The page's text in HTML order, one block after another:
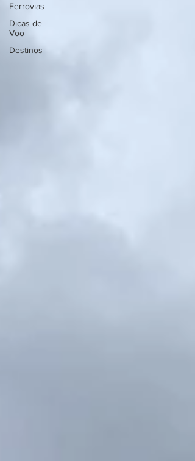
Ferrovias
Dicas de
Voo
Destinos